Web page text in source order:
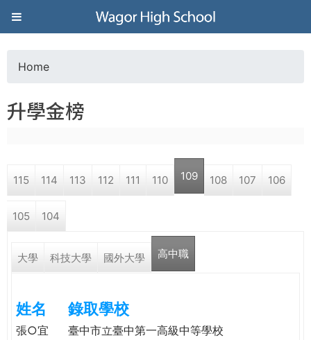
Jump to navigation
葳
格
高
學
o
a
r
e
e
Home
升學金榜
115 114 113 112 111 110 109 108 107 106
105 104
大學 科技大學 國外大學 高中職
姓名 錄取學校
張○宜
臺中市立臺中第一高級中等學校